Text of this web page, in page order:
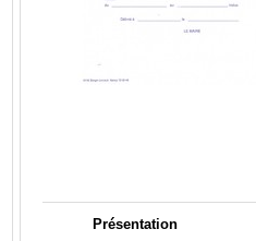
Présentation